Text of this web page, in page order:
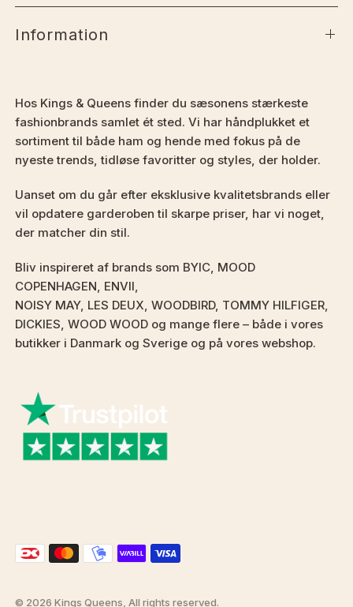
Information
Hos Kings & Queens finder du sæsonens stærkeste
fashionbrands samlet ét sted. Vi har håndplukket et
sortiment til både ham og hende med fokus på de
nyeste trends, tidløse favoritter og styles, der holder.
Uanset om du går efter eksklusive kvalitetsbrands eller
vil opdatere garderoben til skarpe priser, har vi noget,
der matcher din stil.
Bliv inspireret af brands som BYIC, MOOD
COPENHAGEN, ENVII,
NOISY MAY, LES DEUX, WOODBIRD, TOMMY HILFIGER,
DICKIES, WOOD WOOD og mange flere – både i vores
butikker i Danmark og Sverige og på vores webshop.
© 2026 Kings Queens, All rights reserved.